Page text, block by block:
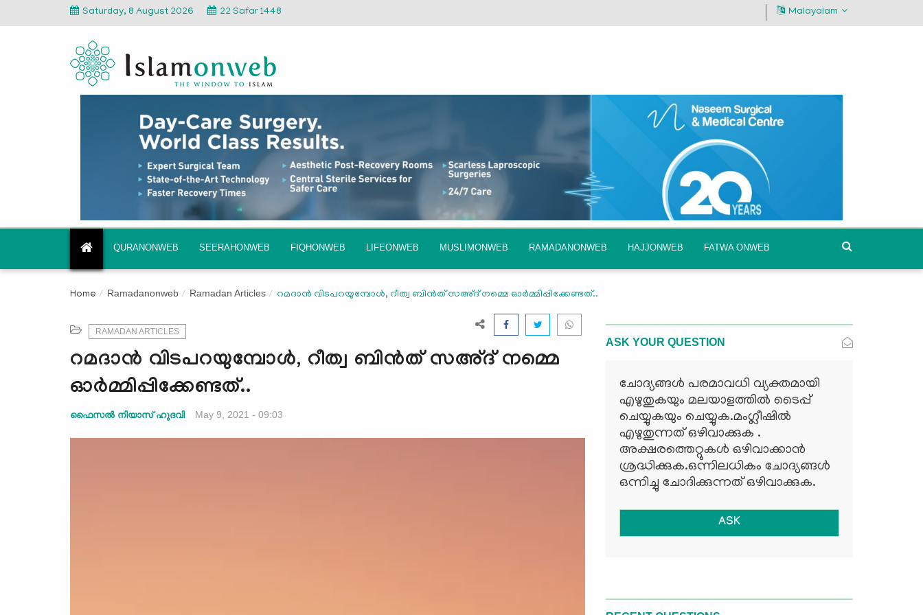
Saturday, 8 August 2026 22 Safar 1448 Malayalam
QURANONWEB SEERAHONWEB FIQHONWEB LIFEONWEB MUSLIMONWEB RAMADANONWEB HAJJONWEB FATWA ONWEB
Home Ramadanonweb Ramadan Articles റമദാന്‍ വിടപറയുമ്പോള്‍, റീത്വ ബിന്‍ത് സഅ്ദ് നമ്മെ ഓര്‍മ്മിപ്പിക്കേണ്ടത്..
RAMADAN ARTICLES
റമദാന്‍ വിടപറയുമ്പോള്‍, റീത്വ ബിന്‍ത് സഅ്ദ് നമ്മെ
ഓര്‍മ്മിപ്പിക്കേണ്ടത്..
ഫൈസല്‍ നിയാസ് ഹുദവി May 9, 2021 - 09:03
ASK YOUR QUESTION
ചോദ്യങ്ങള്‍ പരമാവധി വ്യക്തമായി
എഴുതുകയും മലയാളത്തില്‍ ടൈപ്പ്
ചെയ്യുകയും ചെയ്യുക.മംഗ്ലീഷില്‍
എഴുതുന്നത് ഒഴിവാക്കുക .
അക്ഷരത്തെറ്റുകള്‍ ഒഴിവാക്കാന്‍
ശ്രദ്ധിക്കുക.ഒന്നിലധികം ചോദ്യങ്ങള്‍
ഒന്നിച്ചു ചോദിക്കുന്നത് ഒഴിവാക്കുക.
ASK